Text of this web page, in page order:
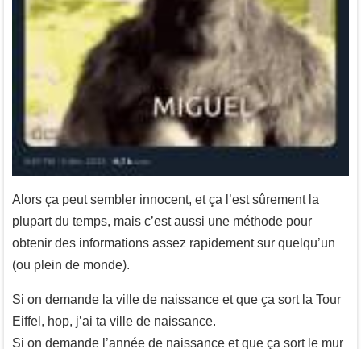
Alors ça peut sembler innocent, et ça l’est sûrement la
plupart du temps, mais c’est aussi une méthode pour
obtenir des informations assez rapidement sur quelqu’un
(ou plein de monde).
Si on demande la ville de naissance et que ça sort la Tour
Eiffel, hop, j’ai ta ville de naissance.
Si on demande l’année de naissance et que ça sort le mur